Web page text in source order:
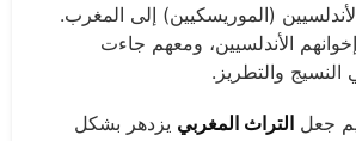
(الموريسكيين) إلى المغرب.
الأندلسيين، ومعهم جاءت
والتطريز.
جعل التراث المغربي يزدهر بشكل